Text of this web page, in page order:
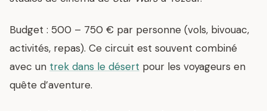
Budget : 500 – 750 € par personne (vols, bivouac,
activités, repas). Ce circuit est souvent combiné
avec un trek dans le désert pour les voyageurs en
quête d’aventure.